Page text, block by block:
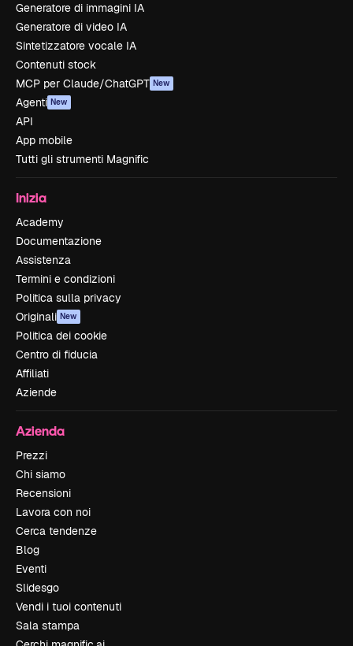
Generatore di immagini IA
Generatore di video IA
Sintetizzatore vocale IA
Contenuti stock
MCP per Claude/ChatGPT New
Agenti New
API
App mobile
Tutti gli strumenti Magnific
Inizia
Academy
Documentazione
Assistenza
Termini e condizioni
Politica sulla privacy
Originali New
Politica dei cookie
Centro di fiducia
Affiliati
Aziende
Azienda
Prezzi
Chi siamo
Recensioni
Lavora con noi
Cerca tendenze
Blog
Eventi
Slidesgo
Vendi i tuoi contenuti
Sala stampa